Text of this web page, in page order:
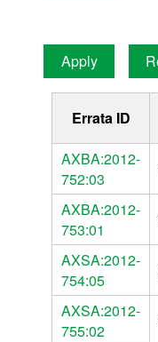
Errata ID
AXBA:2012-
752:03
AXBA:2012-
753:01
AXSA:2012-
754:05
AXSA:2012-
755:02